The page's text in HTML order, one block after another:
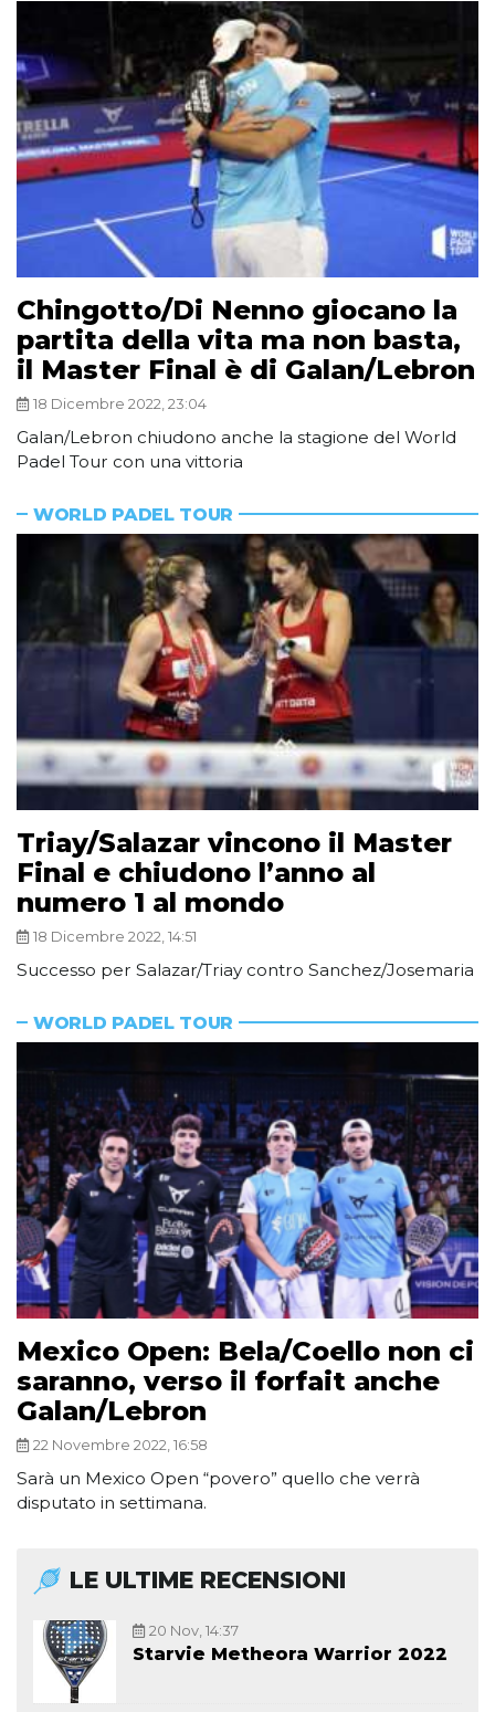
Chingotto/Di Nenno giocano la
partita della vita ma non basta,
il Master Final è di Galan/Lebron
18 Dicembre 2022, 23:04
Galan/Lebron chiudono anche la stagione del World
Padel Tour con una vittoria
WORLD PADEL TOUR
Triay/Salazar vincono il Master
Final e chiudono l’anno al
numero 1 al mondo
18 Dicembre 2022, 14:51
Successo per Salazar/Triay contro Sanchez/Josemaria
WORLD PADEL TOUR
Mexico Open: Bela/Coello non ci
saranno, verso il forfait anche
Galan/Lebron
22 Novembre 2022, 16:58
Sarà un Mexico Open “povero” quello che verrà
disputato in settimana.
LE ULTIME RECENSIONI
20 Nov, 14:37
Starvie Metheora Warrior 2022